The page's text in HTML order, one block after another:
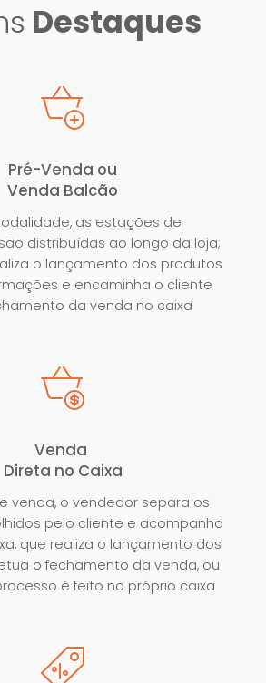
Destaques
Pré-Venda ou
Venda Balcão
as estações de
distribuídas ao longo da loja;
o lançamento dos produtos
e encaminha o cliente
da venda no caixa
Venda
Direta no Caixa
venda, o vendedor separa os
pelo cliente e acompanha
que realiza o lançamento dos
o fechamento da venda, ou
é feito no próprio caixa